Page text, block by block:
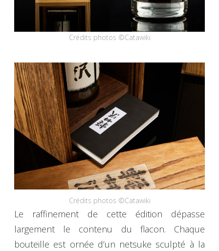
Crédits photos ©Catawiki
Crédits photos ©Catawiki
Le raffinement de cette édition dépasse
largement le contenu du flacon. Chaque
bouteille est ornée d’un netsuke sculpté à la